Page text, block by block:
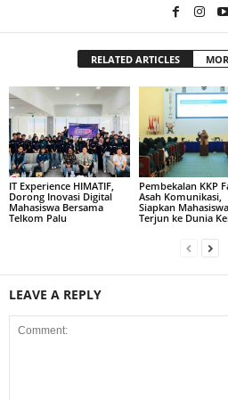
RELATED ARTICLES
IT Experience HIMATIF,
Dorong Inovasi Digital
Mahasiswa Bersama
Telkom Palu
Pembekalan KKP
Asah Komunikasi,
Siapkan Mahasiswa
Terjun ke Dunia
LEAVE A REPLY